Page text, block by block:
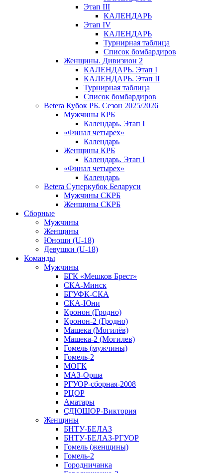
Этап III
КАЛЕНДАРЬ
Этап IV
КАЛЕНДАРЬ
Турнирная таблица
Список бомбардиров
Женщины. Дивизион 2
КАЛЕНДАРЬ. Этап I
КАЛЕНДАРЬ. Этап II
Турнирная таблица
Список бомбардиров
Betera Кубок РБ. Сезон 2025/2026
Мужчины КРБ
Календарь. Этап I
«Финал четырех»
Календарь
Женщины КРБ
Календарь. Этап I
«Финал четырех»
Календарь
Betera Суперкубок Беларуси
Мужчины СКРБ
Женщины СКРБ
Сборные
Мужчины
Женщины
Юноши (U-18)
Девушки (U-18)
Команды
Мужчины
БГК «Мешков Брест»
СКА-Минск
БГУФК-СКА
СКА-Юни
Кронон (Гродно)
Кронон-2 (Гродно)
Машека (Могилёв)
Машека-2 (Могилев)
Гомель (мужчины)
Гомель-2
МОГК
МАЗ-Орша
РГУОР-сборная-2008
РЦОР
Аматары
СДЮШОР-Виктория
Женщины
БНТУ-БЕЛАЗ
БНТУ-БЕЛАЗ-РГУОР
Гомель (женщины)
Гомель-2
Городничанка